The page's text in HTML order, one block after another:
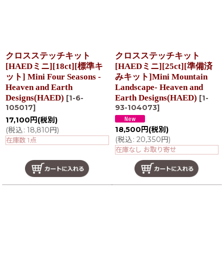
クロスステッチキット
[HAEDミニ][18ct][標準キ
ット] Mini Four Seasons -
Heaven and Earth
Designs(HAED) [1-6-
105017]
17,100 円 (税別)
(税込: 18,810円)
在庫数 1点
クロスステッチキット
[HAEDミニ][25ct][準備済
みキット]Mini Mountain
Landscape- Heaven and
Earth Designs(HAED) [1-
93-104073]
18,500 円 (税別)
(税込: 20,350円)
在庫なし お取り寄せ